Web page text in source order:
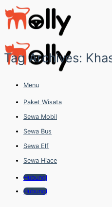
Skip
to
content
Menu
Paket Wisata
Sewa Mobil
Sewa Bus
Sewa Elf
Sewa Hiace
Hubungi
Hubungi
Tag Archives: